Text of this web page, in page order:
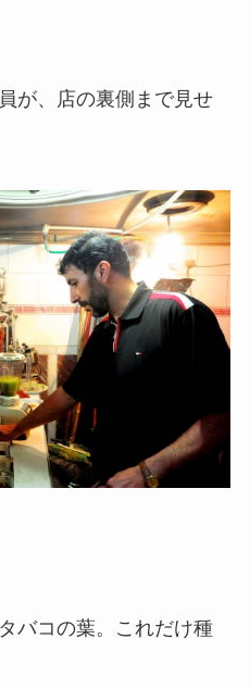
が、店の裏側まで見せ
バコの葉。これだけ種